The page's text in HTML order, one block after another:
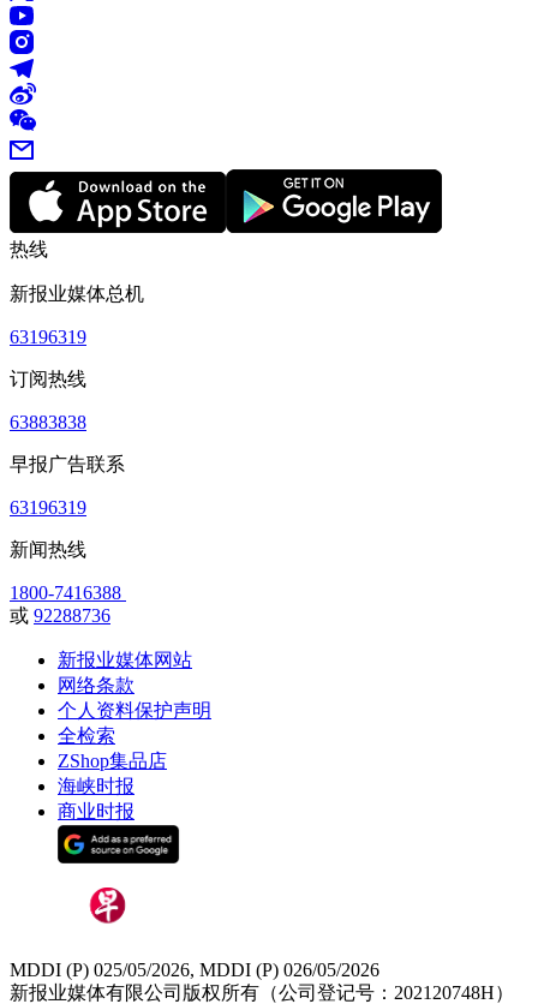
热线
新报业媒体总机
63196319
订阅热线
63883838
早报广告联系
63196319
新闻热线
1800-7416388
或 92288736
新报业媒体网站
网络条款
个人资料保护声明
全检索
ZShop集品店
海峡时报
商业时报
MDDI (P) 025/05/2026, MDDI (P) 026/05/2026
新报业媒体有限公司版权所有（公司登记号：202120748H）